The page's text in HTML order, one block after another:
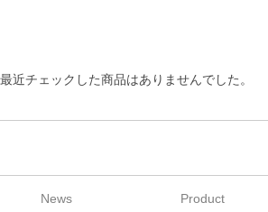
最近チェックした商品はありませんでした。
News Product